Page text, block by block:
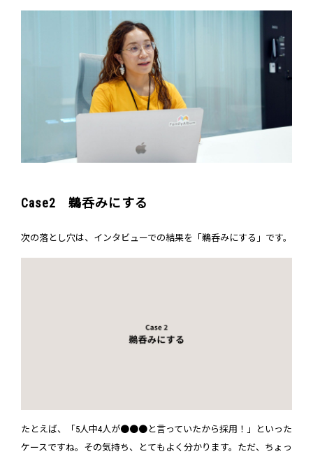
Case2 鵜呑みにする
次の落とし穴は、インタビューでの結果を「鵜呑みにする」です。
たとえば、「5人中4人が●●●と言っていたから採用！」といった
ケースですね。その気持ち、とてもよく分かります。ただ、ちょっ